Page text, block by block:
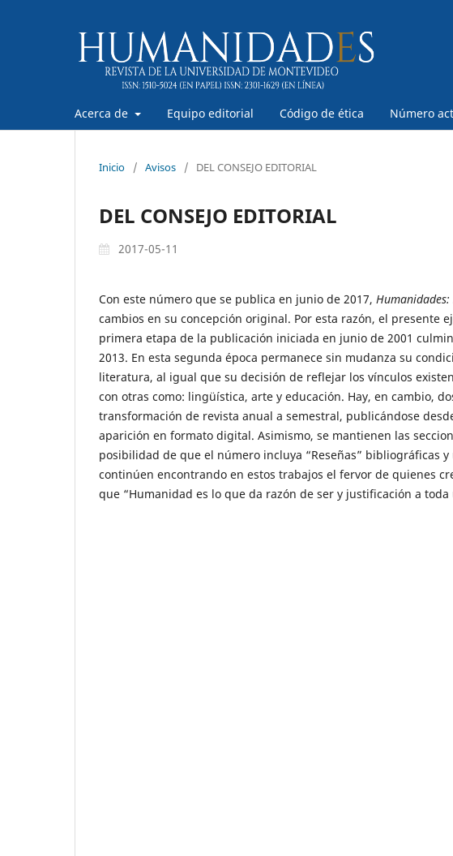
Acerca de Equipo editorial Código de ética Número
Inicio / Avisos / DEL CONSEJO EDITORIAL
DEL CONSEJO EDITORIAL
2017-05-11
Con este número que se publica en junio de 2017,
cambios en su concepción original. Por esta razón, el presente
primera etapa de la publicación iniciada en junio de 2001
2013. En esta segunda época permanece sin mudanza su
literatura, al igual que su decisión de reflejar los vínculos
con otras como: lingüística, arte y educación. Hay, en cambio,
transformación de revista anual a semestral, publicándose
aparición en formato digital. Asimismo, se mantienen las
posibilidad de que el número incluya “Reseñas” bibliográficas
continúen encontrando en estos trabajos el fervor de quienes
que “Humanidad es lo que da razón de ser y justificación a